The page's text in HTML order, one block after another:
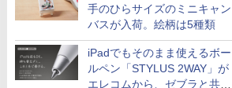
手のひらサイズのミニキャン
バスが入荷。絵柄は5種類
iPadでもそのまま使えるボー
ルペン「STYLUS 2WAY」が
エレコムから、ゼブラと共同